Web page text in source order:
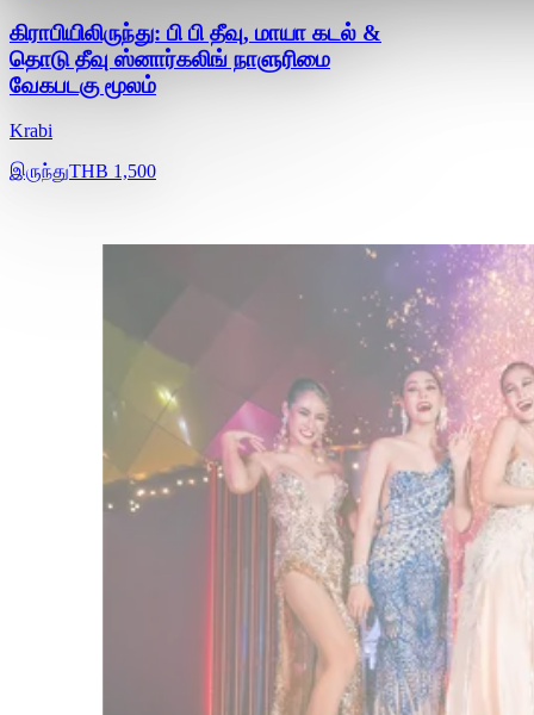
கிராபியிலிருந்து: பி பி தீவு, மாயா கடல் &
தொடு தீவு ஸ்னார்கலிங் நாளுரிமை
வேகபடகு மூலம்
Krabi
இருந்துTHB 1,500